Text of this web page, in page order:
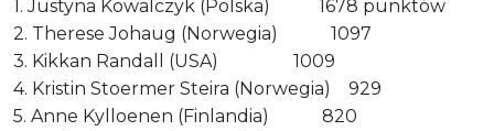
1. Justyna Kowalczyk (Polska) 1678 punktów
2. Therese Johaug (Norwegia) 1097
3. Kikkan Randall (USA) 1009
4. Kristin Stoermer Steira (Norwegia) 929
5. Anne Kylloenen (Finlandia) 820